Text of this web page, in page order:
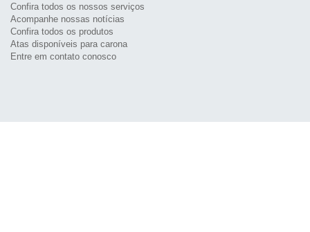
Confira todos os nossos serviços
Acompanhe nossas notícias
Confira todos os produtos
Atas disponíveis para carona
Entre em contato conosco